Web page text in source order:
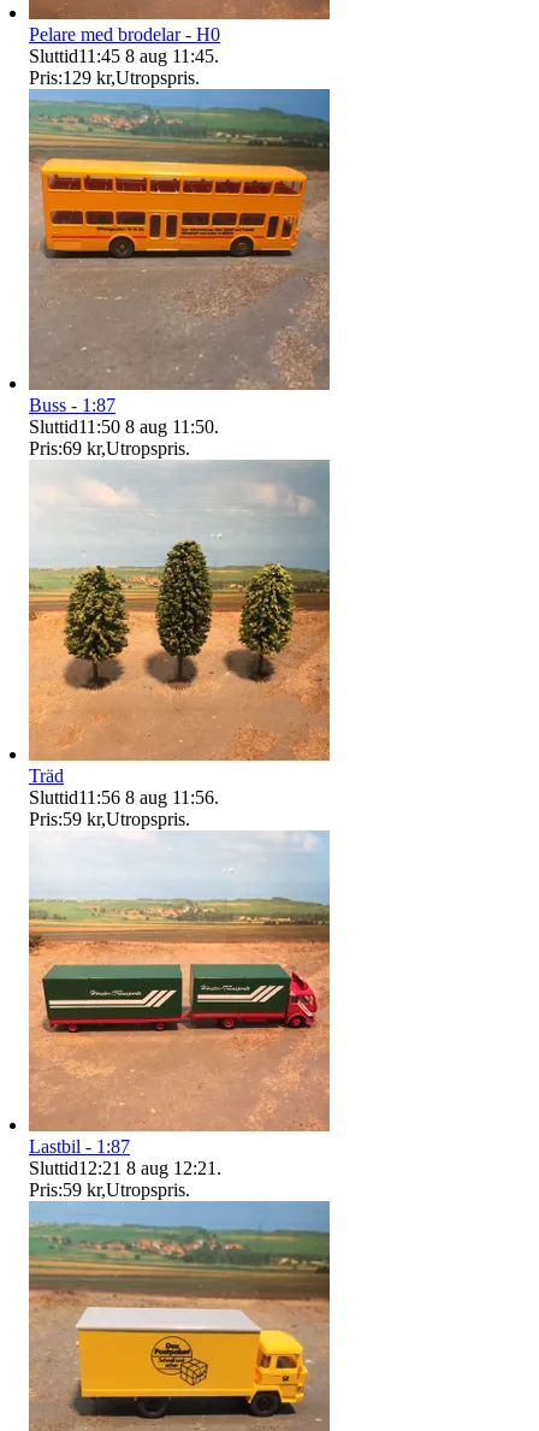
Pelare med brodelar - H0
Sluttid11:45 8 aug 11:45.
Pris:129 kr,Utropspris.
Buss - 1:87
Sluttid11:50 8 aug 11:50.
Pris:69 kr,Utropspris.
Träd
Sluttid11:56 8 aug 11:56.
Pris:59 kr,Utropspris.
Lastbil - 1:87
Sluttid12:21 8 aug 12:21 .
Pris:59 kr,Utropspris.